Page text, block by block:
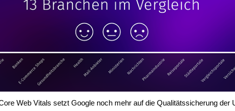
Web Vitals setzt Google noch mehr auf die Qualitätssicherung der